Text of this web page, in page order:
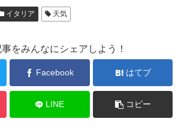
イタリア 天気
をみんなにシェアしよう！
Facebook はてブ
LINE コピー